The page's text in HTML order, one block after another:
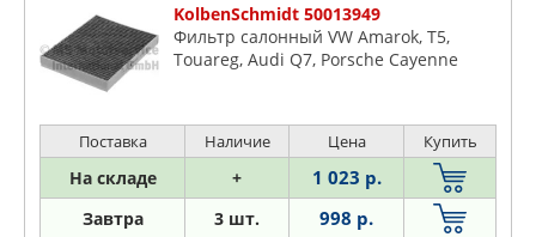
KolbenSchmidt 50013949
Фильтр салонный VW Amarok, T5,
Touareg, Audi Q7, Porsche Cayenne
Поставка Наличие Цена Купить
На складе + 1 023 р.
Завтра 3 шт. 998 р.